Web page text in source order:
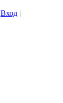
Вход |